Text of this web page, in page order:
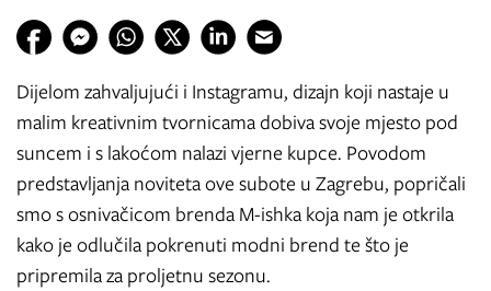
Dijelom zahvaljujući i Instagramu, dizajn koji nastaje u
malim kreativnim tvornicama dobiva svoje mjesto pod
suncem i s lakoćom nalazi vjerne kupce. Povodom
predstavljanja noviteta ove subote u Zagrebu, popričali
smo s osnivačicom brenda M-ishka koja nam je otkrila
kako je odlučila pokrenuti modni brend te što je
pripremila za proljetnu sezonu.